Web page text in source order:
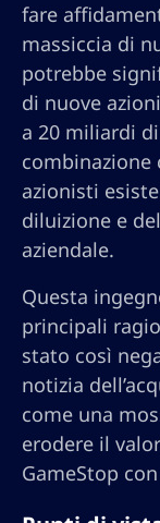
fare
massiccia di
potrebbe
di nuove
a 20 miliardi
combinazione
azionisti
diluizione e
aziendale.
Questa
principali
stato così
notizia
come una
erodere il
GameStop